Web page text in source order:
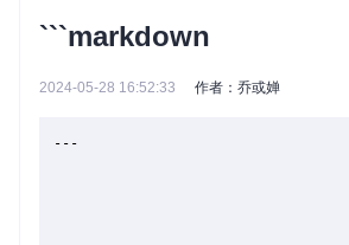
```markdown
2024-05-28 16:52:33 作者：乔或婵
---